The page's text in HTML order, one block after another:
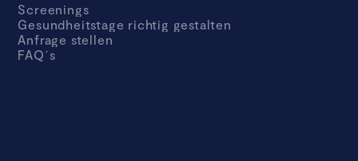
Screenings
Gesundheitstage richtig gestalten
Anfrage stellen
FAQ´s